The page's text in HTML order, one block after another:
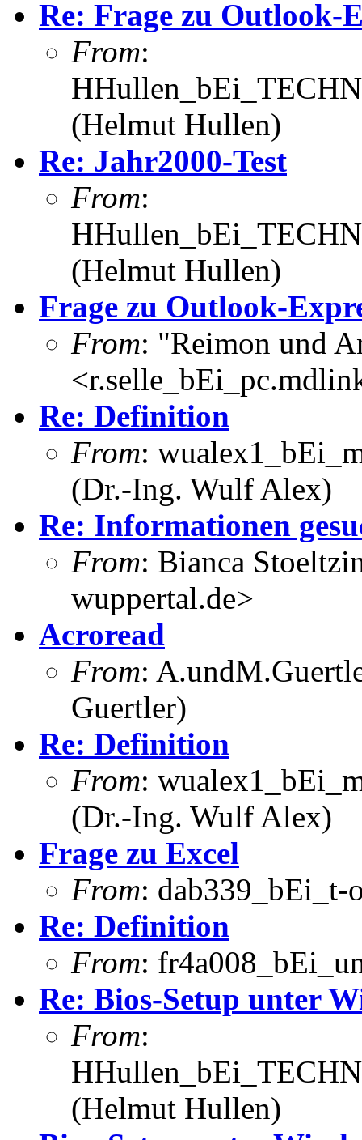
Re: Frage zu Outlook-
From:
(Helmut Hullen)
Re: Jahr2000-Test
From:
(Helmut Hullen)
Frage zu Outlook-
From: "Reimon und
Re: Definition
From:
(Dr.-Ing. Wulf Alex)
Re: Informationen
From: Bianca
wuppertal.de>
Acroread
From:
Guertler)
Re: Definition
From:
(Dr.-Ing. Wulf Alex)
Frage zu Excel
From:
Re: Definition
From:
Re: Bios-Setup unter
From:
(Helmut Hullen)